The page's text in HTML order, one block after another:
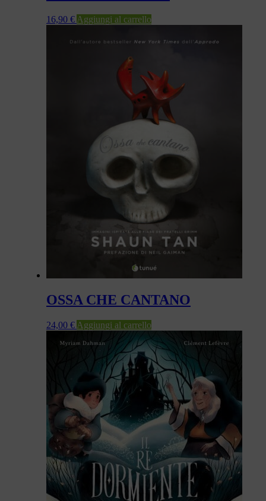
16,90 € Aggiungi al carrello
OSSA CHE CANTANO
24,00 € Aggiungi al carrello